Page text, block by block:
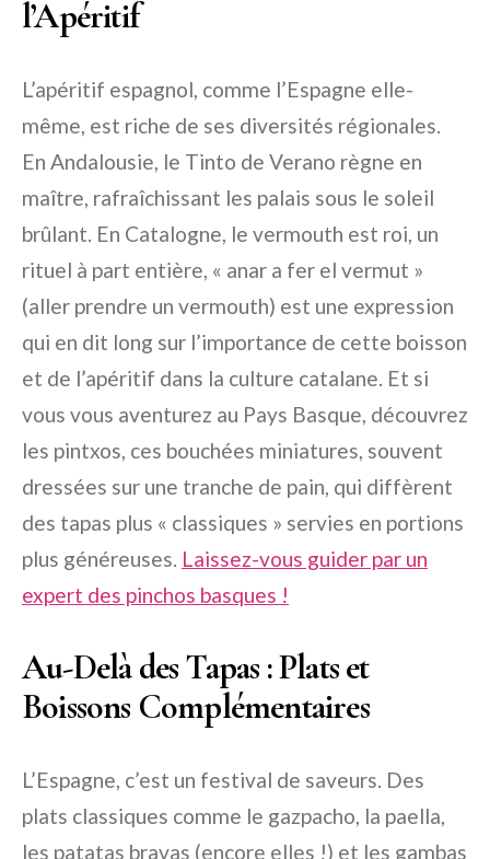
l’Apéritif
L’apéritif espagnol, comme l’Espagne elle-
même, est riche de ses diversités régionales.
En Andalousie, le Tinto de Verano règne en
maître, rafraîchissant les palais sous le soleil
brûlant. En Catalogne, le vermouth est roi, un
rituel à part entière, « anar a fer el vermut »
(aller prendre un vermouth) est une expression
qui en dit long sur l’importance de cette boisson
et de l’apéritif dans la culture catalane. Et si
vous vous aventurez au Pays Basque, découvrez
les pintxos, ces bouchées miniatures, souvent
dressées sur une tranche de pain, qui diffèrent
des tapas plus « classiques » servies en portions
plus généreuses. Laissez-vous guider par un
expert des pinchos basques !
Au-Delà des Tapas : Plats et
Boissons Complémentaires
L’Espagne, c’est un festival de saveurs. Des
plats classiques comme le gazpacho, la paella,
les patatas bravas (encore elles !) et les gambas